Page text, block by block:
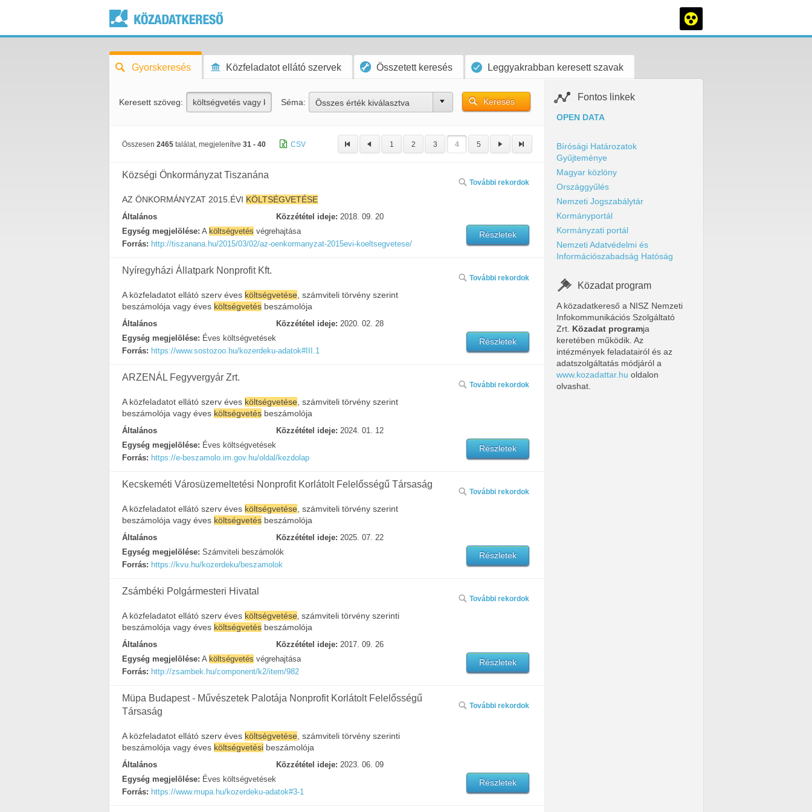
Gyorskeresés Közfeladatot ellátó szervek Összetett keresés Leggyakrabban keresett szavak
Keresett szöveg: Séma: Összes érték kiválasztva Keresés
Összesen 2465 találat, megjelenítve 31 - 40 CSV 1 2 3 4 5
További rekordok
Községi Önkormányzat Tiszanána
AZ ÖNKORMÁNYZAT 2015.ÉVI KÖLTSÉGVETÉSE
Általános Közzététel ideje: 2018. 09. 20
Egység megjelölése: A költségvetés végrehajtása
Forrás: http://tiszanana.hu/2015/03/02/az-oenkormanyzat-2015evi-koeltsegvetese/
Részletek
További rekordok
Nyíregyházi Állatpark Nonprofit Kft.
A közfeladatot ellátó szerv éves költségvetése , számviteli törvény szerint
beszámolója vagy éves költségvetés beszámolója
Általános Közzététel ideje: 2020. 02. 28
Egység megjelölése: Éves költségvetések
Forrás: https://www.sostozoo.hu/kozerdeku-adatok#III.1
Részletek
További rekordok
ARZENÁL Fegyvergyár Zrt.
A közfeladatot ellátó szerv éves költségvetése , számviteli törvény szerint
beszámolója vagy éves költségvetés beszámolója
Általános Közzététel ideje: 2024. 01. 12
Egység megjelölése: Éves költségvetések
Forrás: https://e-beszamolo.im.gov.hu/oldal/kezdolap
Részletek
További rekordok
Kecskeméti Városüzemeltetési Nonprofit Korlátolt Felelősségű Társaság
A közfeladatot ellátó szerv éves költségvetése , számviteli törvény szerint
beszámolója vagy éves költségvetés beszámolója
Általános Közzététel ideje: 2025. 07. 22
Egység megjelölése: Számviteli beszámolók
Forrás: https://kvu.hu/kozerdeku/beszamolok
Részletek
További rekordok
Zsámbéki Polgármesteri Hivatal
A közfeladatot ellátó szerv éves költségvetése ‚ számviteli törvény szerinti
beszámolója vagy éves költségvetés beszámolója
Általános Közzététel ideje: 2017. 09. 26
Egység megjelölése: A költségvetés végrehajtása
Forrás: http://zsambek.hu/component/k2/item/982
Részletek
További rekordok
Müpa Budapest - Művészetek Palotája Nonprofit Korlátolt Felelősségű
Társaság
A közfeladatot ellátó szerv éves költségvetése , számviteli törvény szerinti
beszámolója vagy éves költségvetési beszámolója
Általános Közzététel ideje: 2023. 06. 09
Egység megjelölése: Éves költségvetések
Forrás: https://www.mupa.hu/kozerdeku-adatok#3-1
Részletek
Fontos linkek
OPEN DATA
Bírósági Határozatok
Gyűjteménye
Magyar közlöny
Országgyűlés
Nemzeti Jogszabálytár
Kormányportál
Kormányzati portál
Nemzeti Adatvédelmi és
Információszabadság Hatóság
Közadat program
A közadatkereső a NISZ Nemzeti
Infokommunikációs Szolgáltató
Zrt. Közadat programja
keretében működik. Az
intézmények feladatairól és az
adatszolgáltatás módjáról a
www.kozadattar.hu oldalon
olvashat.